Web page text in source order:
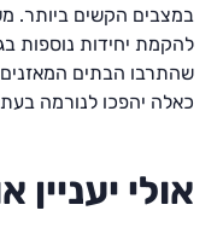
במצבים הקשים ביותר.
להקמת יחידות נוספות
שהתרבו הבתים המאזנים
כאלה יהפכו לנורמה
אולי יעניין